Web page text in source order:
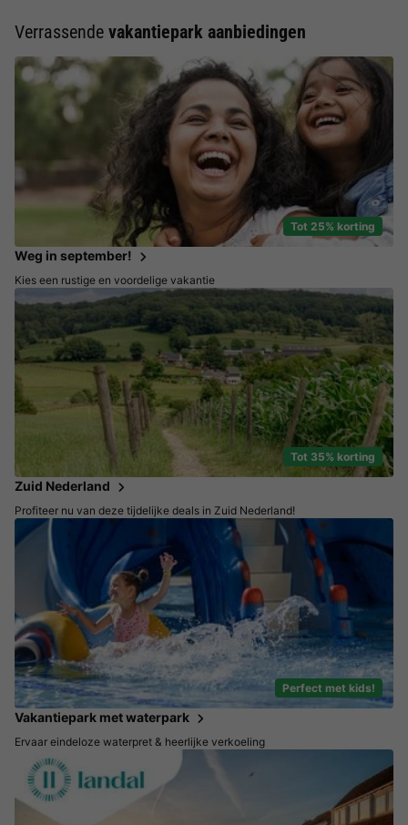
Verrassende vakantiepark aanbiedingen
Tot 25% korting
Weg in september!
Kies een rustige en voordelige vakantie
Tot 35% korting
Zuid Nederland
Profiteer nu van deze tijdelijke deals in Zuid Nederland!
Perfect met kids!
Vakantiepark met waterpark
Ervaar eindeloze waterpret & heerlijke verkoeling